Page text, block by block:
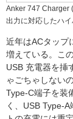
Anker 747 Charger
出力に対応したハ
近年はACタップ
増えている。こ
USB 充電器を挿
ゃごちゃしない
Type-C端子を装
く、USB Type-